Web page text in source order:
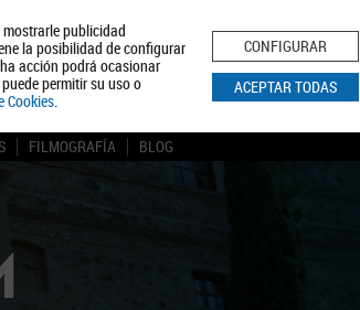
publicidad
la posibilidad de configurar
acción podrá ocasionar
permitir su uso o
Cookies.
CONFIGURAR
ACEPTAR TODAS
Política de Privacidad Aviso Legal Política de Cookies
BUSCAR
FILMOGRAFÍA BLOG